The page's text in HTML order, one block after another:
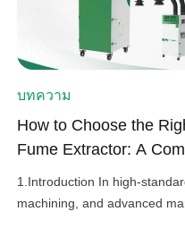
บทความ
How to Choose the
Fume Extractor: A
1.Introduction In high-
machining, and advanced